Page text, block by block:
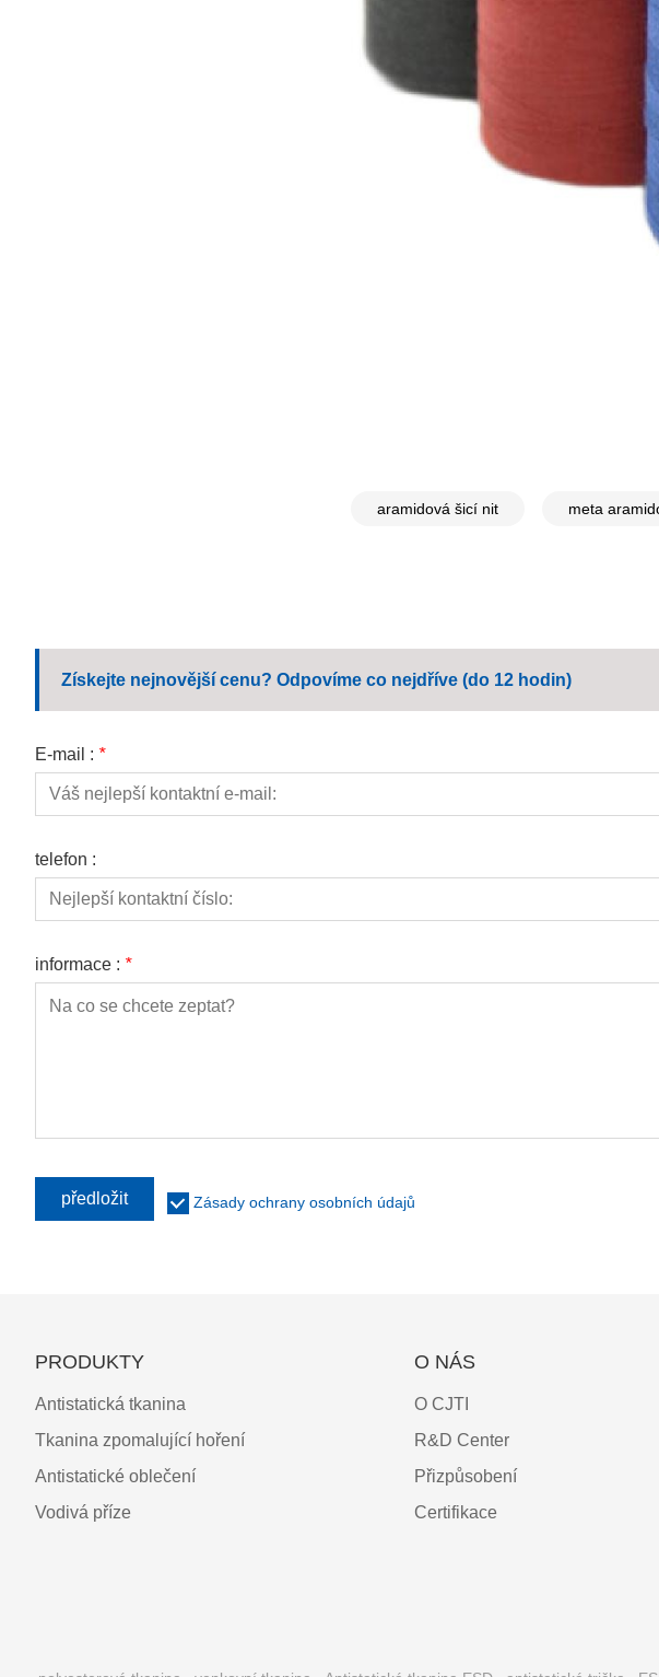
aramidová šicí nit meta
Získejte nejnovější cenu? Odpovíme co nejdříve (do 12 hodin)
E-mail : *
telefon :
informace : *
předložit Zásady ochrany osobních údajů
PRODUKTY
Antistatická tkanina
Tkanina zpomalující hoření
Antistatické oblečení
Vodivá příze
O NÁS
O CJTI
R&D Center
Přizpůsobení
Certifikace